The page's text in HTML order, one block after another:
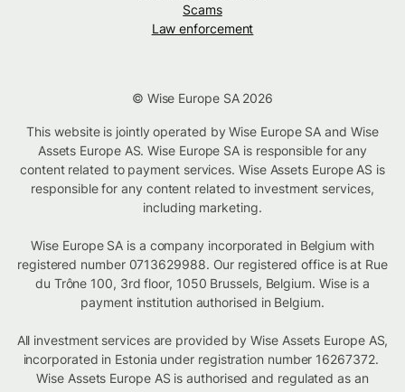
Scams
Law enforcement
© Wise Europe SA 2026
This website is jointly operated by Wise Europe SA and Wise
Assets Europe AS. Wise Europe SA is responsible for any
content related to payment services. Wise Assets Europe AS is
responsible for any content related to investment services,
including marketing.
Wise Europe SA is a company incorporated in Belgium with
registered number 0713629988. Our registered office is at Rue
du Trône 100, 3rd floor, 1050 Brussels, Belgium. Wise is a
payment institution authorised in Belgium.
All investment services are provided by Wise Assets Europe AS,
incorporated in Estonia under registration number 16267372.
Wise Assets Europe AS is authorised and regulated as an